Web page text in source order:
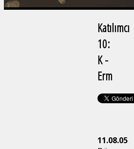
Katılımcı
10:
K -
Erm
11.08.05